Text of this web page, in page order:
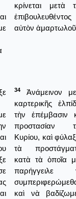
κρίνεται μετὰ
ἐπιβουλευθέντος
αὐτὸν
34
Ἀνάμεινον
καρτερικῆς
τὴν ἐπέμβασιν
προστασίαν
Κυρίου, καὶ
τὰ
κατὰ τὰ ὁποῖα
παρήγγειλε
καὶ νὰ